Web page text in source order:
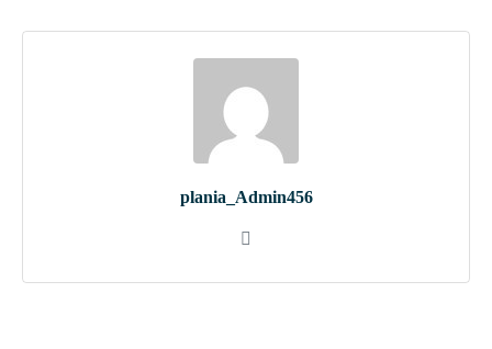
plania_Admin456